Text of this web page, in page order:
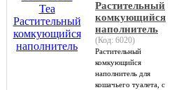
Растительный
комкующийся
наполнитель
(Код: 6020)
Растительный
комкующийся
наполнитель для
кошачьего туалета, с